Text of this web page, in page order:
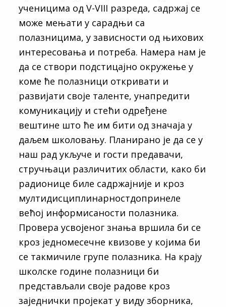
ученицима од V-VIII разреда, садржај се
може мењати у сарадњи са
полазницима, у зависности од њихових
интересовања и потреба. Намера нам је
да се створи подстицајно окружење у
коме ће полазници откривати и
развијати своје таленте, унапредити
комуникацију и стећи одређене
вештине што ће им бити од значаја у
даљем школовању. Планирано је да се у
наш рад укључе и гости предавачи,
стручњаци различитих области, како би
радионице биле садржајније и кроз
мултидисциплинарностдопринеле
већој информисаности полазника.
Провера усвојеног знања вршила би се
кроз једномесечне квизове у којима би
се такмичиле групе полазника. На крају
школске године полазници би
представљали своје радове кроз
заједнички пројекат у виду зборника,